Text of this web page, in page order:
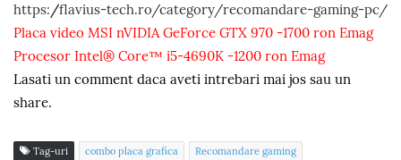
https://flavius-tech.ro/category/recomandare-gaming-pc/
Placa video MSI nVIDIA GeForce GTX 970 -1700 ron Emag
Procesor Intel® Core™ i5-4690K -1200 ron Emag
Lasati un comment daca aveti intrebari mai jos sau un
share.
Tag-uri combo placa grafica
Recomandare gaming